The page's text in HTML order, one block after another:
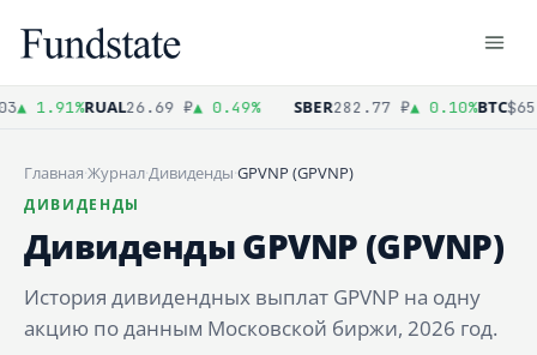
▲ 1.91%RUAL26.69 ₽▲ 0.49% SBER282.77 ₽▲ 0.10%BTC$65
Главная·Журнал·Дивиденды·GPVNP (GPVNP)
ДИВИДЕНДЫ
Дивиденды GPVNP (GPVNP)
История дивидендных выплат GPVNP на одну
акцию по данным Московской биржи, 2026 год.